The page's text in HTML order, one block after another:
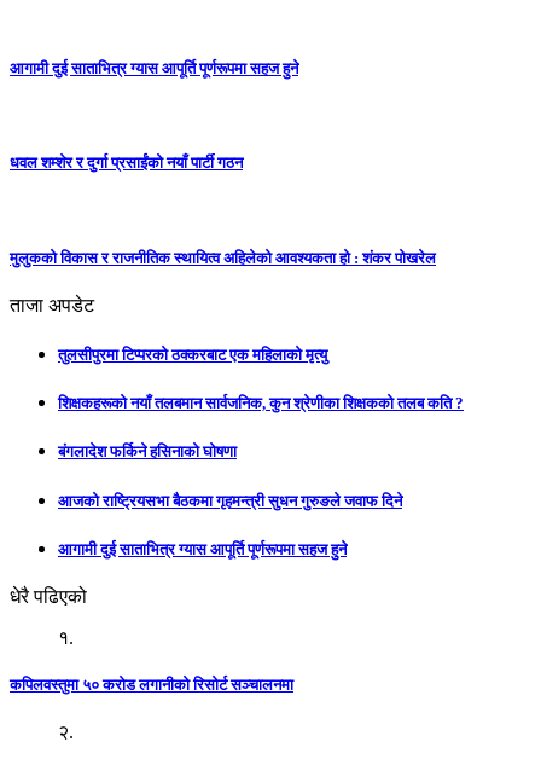
आगामी दुई साताभित्र ग्यास आपूर्ति पूर्णरूपमा सहज हुने
धवल शम्शेर र दुर्गा प्रसाईंको नयाँ पार्टी गठन
मुलुकको विकास र राजनीतिक स्थायित्व अहिलेको आवश्यकता हो : शंकर पोखरेल
ताजा अपडेट
तुलसीपुरमा टिप्परको ठक्करबाट एक महिलाको मृत्यु
शिक्षकहरूको नयाँ तलबमान सार्वजनिक, कुन श्रेणीका शिक्षकको तलब कति ?
बंगलादेश फर्किने हसिनाको घोषणा
आजको राष्ट्रियसभा बैठकमा गृहमन्त्री सुधन गुरुङले जवाफ दिने
आगामी दुई साताभित्र ग्यास आपूर्ति पूर्णरूपमा सहज हुने
धेरै पढिएको
१.
कपिलवस्तुमा ५० करोड लगानीको रिसोर्ट सञ्चालनमा
२.